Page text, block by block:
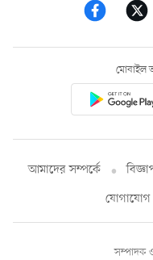
মোবাইল
আমাদের সম্পর্কে
যোগাযোগ
সম্পাদক